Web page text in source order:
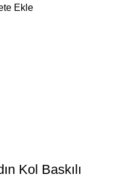
Ekle
Kol Baskılı